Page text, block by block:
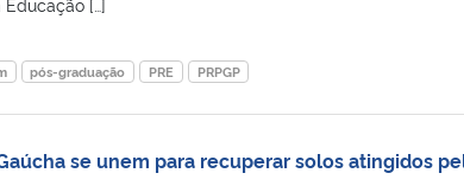
pós-graduação PRE PRPGP
se unem para recuperar solos atingidos